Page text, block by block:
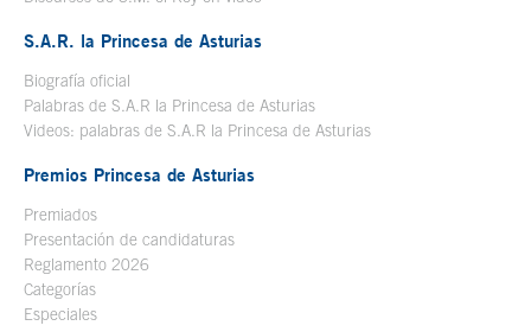
S.A.R. la Princesa de Asturias
Biografía oficial
Palabras de S.A.R la Princesa de Asturias
Videos: palabras de S.A.R la Princesa de Asturias
Premios Princesa de Asturias
Premiados
Presentación de candidaturas
Reglamento 2026
Categorías
Especiales